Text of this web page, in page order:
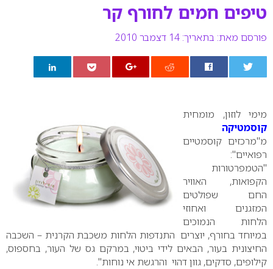
טיפים חמים לחורף קר
פורסם מאת: בתאריך: 14 דצמבר 2010
מימי לוזון, מומחית
קוסמטיקה
מ"מרכזים קוסמטיים
רפואיים":
"הטמפרטורות
הקפואות, האוויר
החם שפולטים
המזגנים ואחוזי
הלחות הנמוכים
במיוחד בחורף, יוצרים התנדפות הלחות משכבת הקרנית – השכבה
החיצונית בעור, הבאים לידי ביטוי, במרקם גס של העור, בחספוס,
קילופים, סדקים, גוון דהוי והרגשת אי נוחות".